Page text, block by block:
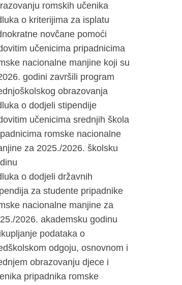
romskih učenika
o kriterijima za isplatu
novčane pomoći
učenicima pripadnicima
nacionalne manjine koji su
godini završili program
obrazovanja
o dodjeli stipendije
učenicima srednjih škola
romske nacionalne
za 2025./2026. školsku
o dodjeli državnih
za studente pripadnike
nacionalne manjine za
2026. akademsku godinu
podataka o
odgoju, osnovnom i
obrazovanju djece i
pripadnika romske